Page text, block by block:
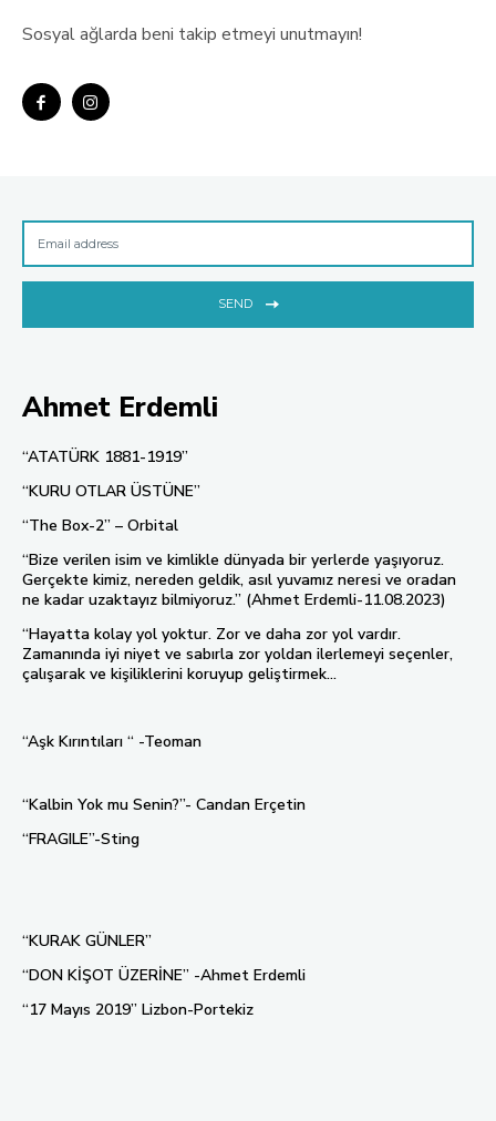
Sosyal ağlarda beni takip etmeyi unutmayın!
SEND
Ahmet Erdemli
“ATATÜRK 1881-1919”
“KURU OTLAR ÜSTÜNE”
“The Box-2” – Orbital
“Bize verilen isim ve kimlikle dünyada bir yerlerde yaşıyoruz.
Gerçekte kimiz, nereden geldik, asıl yuvamız neresi ve oradan
ne kadar uzaktayız bilmiyoruz.” (Ahmet Erdemli-11.08.2023)
“Hayatta kolay yol yoktur. Zor ve daha zor yol vardır.
Zamanında iyi niyet ve sabırla zor yoldan ilerlemeyi seçenler,
çalışarak ve kişiliklerini koruyup geliştirmek...
“Aşk Kırıntıları “ -Teoman
“Kalbin Yok mu Senin?”- Candan Erçetin
“FRAGILE”-Sting
“KURAK GÜNLER”
“DON KİŞOT ÜZERİNE” -Ahmet Erdemli
“17 Mayıs 2019” Lizbon-Portekiz